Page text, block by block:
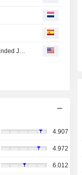
Mitsubishi Corporation Reports Earnings Results for the First Quarter Ended June 30, 2026
4.907
4.972
6.012